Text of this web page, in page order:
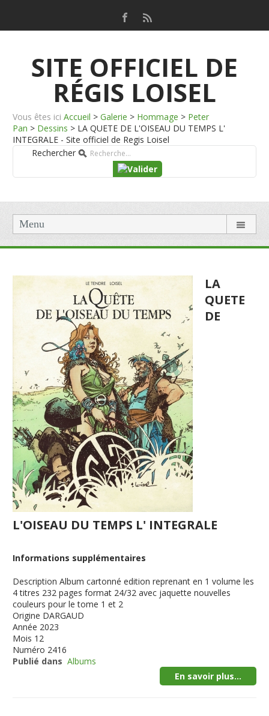
SITE OFFICIEL DE
RÉGIS LOISEL
Vous êtes ici Accueil > Galerie > Hommage > Peter
Pan > Dessins > LA QUETE DE L'OISEAU DU TEMPS L'
INTEGRALE - Site officiel de Regis Loisel
Rechercher
Menu
LA
QUETE
DE
L'OISEAU DU TEMPS L' INTEGRALE
Informations supplémentaires
Description Album cartonné edition reprenant en 1 volume les
4 titres 232 pages format 24/32 avec jaquette nouvelles
couleurs pour le tome 1 et 2
Origine DARGAUD
Année 2023
Mois 12
Numéro 2416
Publié dans Albums
En savoir plus...